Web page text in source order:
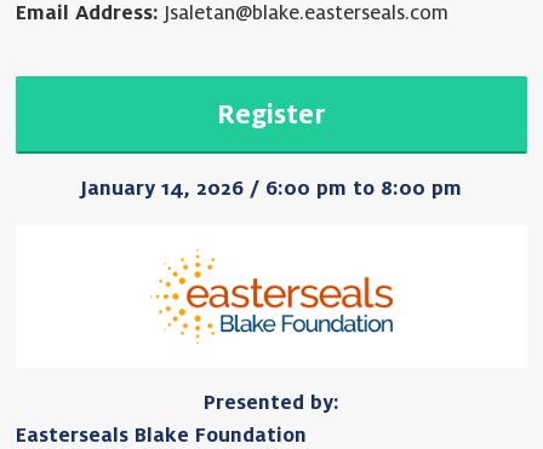
Email Address: Jsaletan@blake.easterseals.com
Register
January 14, 2026 / 6:00 pm to 8:00 pm
Presented by:
Easterseals Blake Foundation